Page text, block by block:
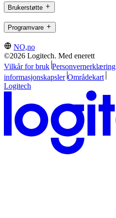
Brukerstøtte
Programvare
NO,no
©2026 Logitech. Med enerett
Vilkår for bruk Personvernerklæring
informasjonskapsler Områdekart
Logitech